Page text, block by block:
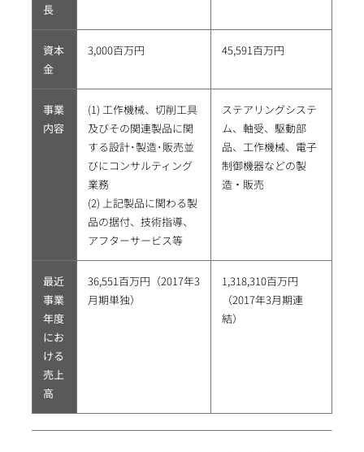
長
資本
金
3,000百万円 45,591百万円
事業
内容
(1) 工作機械、切削工具
及びその関連製品に関
する設計･製造･販売並
びにコンサルティング
業務
(2) 上記製品に関わる製
品の据付、技術指導、
アフターサービス等
ステアリングシステ
ム、軸受、駆動部
品、工作機械、電子
制御機器などの製
造・販売
最近
事業
年度
にお
ける
売上
高
36,551百万円（2017年3
月期単独）
1,318,310百万円
（2017年3月期連
結）